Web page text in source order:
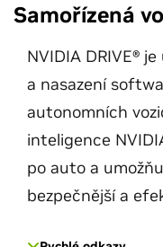
Samořízená
NVIDIA DRIVE®
a nasazení
autonomních
inteligence
po auto a
bezpečnější a